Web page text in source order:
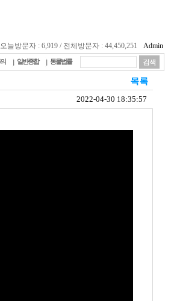
오늘방문자 : 6,919 / 전체방문자 : 44,450,251 Admin
일반종합 동물법률
2022-04-30 18:35:57